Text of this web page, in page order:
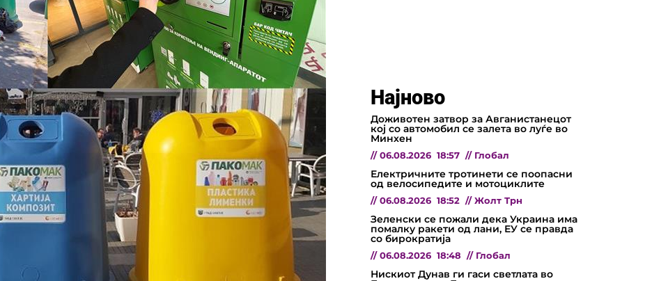
Најново
Доживотен затвор за Авганистанецот
кој со автомобил се залета во луѓе во
Минхен
// 06.08.2026 18:57 // Глобал
Електричните тротинети се поопасни
од велосипедите и мотоциклите
// 06.08.2026 18:52 // Жолт Трн
Зеленски се пожали дека Украина има
помалку ракети од лани, ЕУ се правда
со бирократија
// 06.08.2026 18:48 // Глобал
Нискиот Дунав ги гаси светлата во